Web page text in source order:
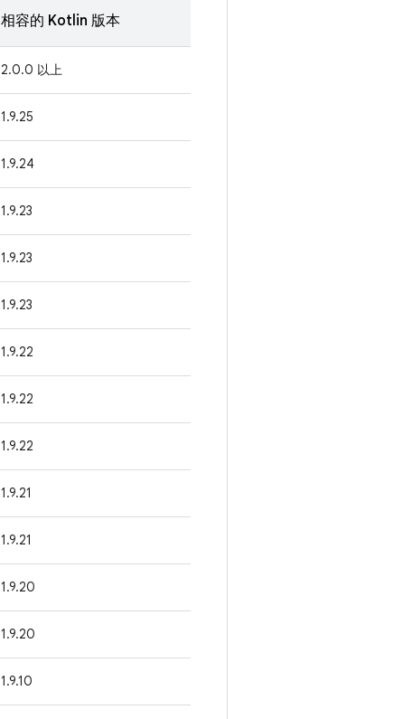
相容的 Kotlin 版本
2.0.0 以上
1.9.25
1.9.24
1.9.23
1.9.23
1.9.23
1.9.22
1.9.22
1.9.22
1.9.21
1.9.21
1.9.20
1.9.20
1.9.10